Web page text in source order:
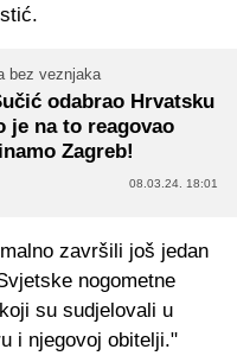
bez veznjaka
odabrao Hrvatsku
je na to reagovao
Zagreb!
08.03.24. 18:01
završili još jedan
nogometne
su sudjelovali u
i njegovoj obitelji."